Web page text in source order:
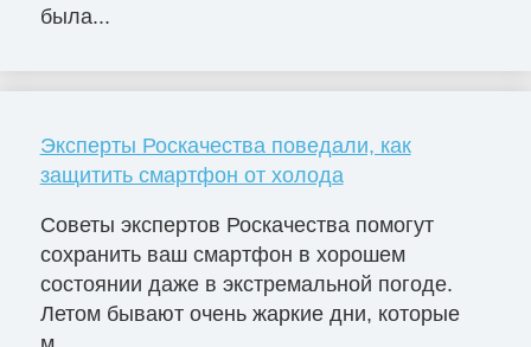
была...
Эксперты Роскачества поведали, как
защитить смартфон от холода
Советы экспертов Роскачества помогут
сохранить ваш смартфон в хорошем
состоянии даже в экстремальной погоде.
Летом бывают очень жаркие дни, которые